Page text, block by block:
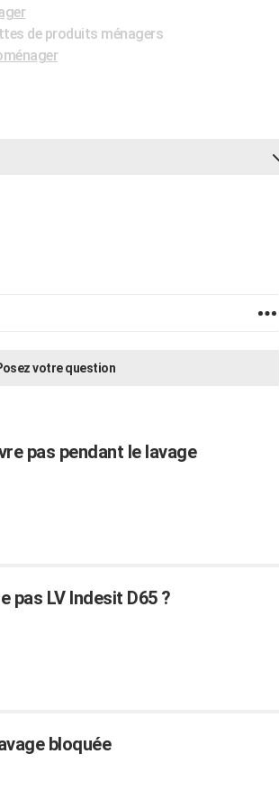
de produits ménagers
votre question
pas pendant le lavage
pas LV Indesit D65 ?
bloquée